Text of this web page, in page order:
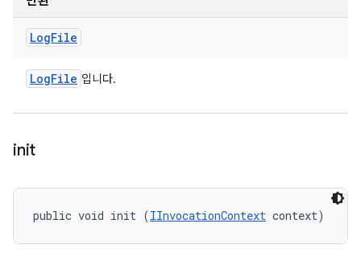
LogFile
LogFile 입니다.
init
public void init (IInvocationContext context)